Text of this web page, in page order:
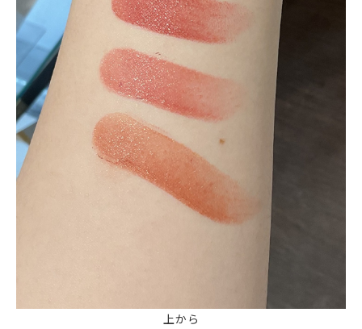
上から